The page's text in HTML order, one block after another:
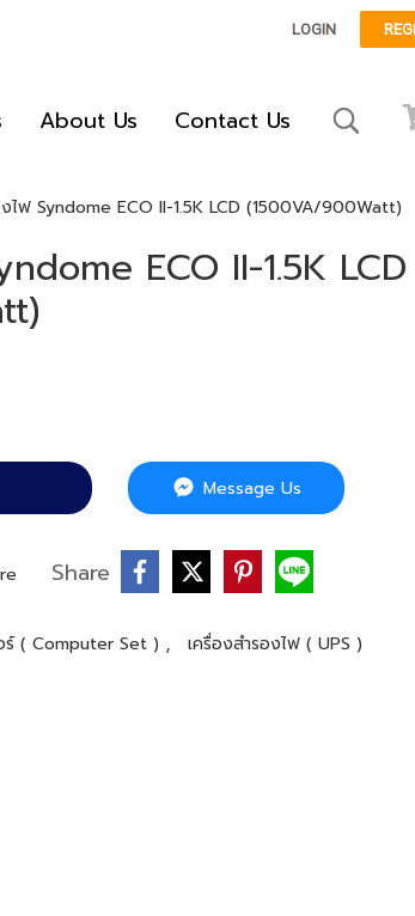
LOGIN
About Us Contact Us
ไฟ Syndome ECO II-1.5K LCD (1500VA/900Watt)
ECO II-1.5K LCD
Message Us
Share
( Computer Set ) , เครื่องสำรองไฟ ( UPS )